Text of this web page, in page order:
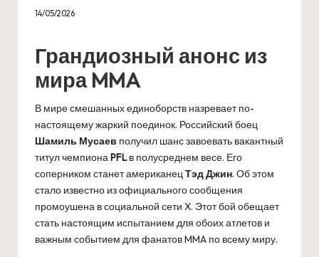
14/05/2026
Грандиозный анонс из
мира MMA
В мире смешанных единоборств назревает по-
настоящему жаркий поединок. Российский боец
Шамиль Мусаев получил шанс завоевать вакантный
титул чемпионаPFLв полусреднем весе. Его
соперником станет американецТэд Джин. Об этом
стало известно из официального сообщения
промоушена в социальной сети X. Этот бой обещает
стать настоящим испытанием для обоих атлетов и
важным событием для фанатов MMA по всему миру.